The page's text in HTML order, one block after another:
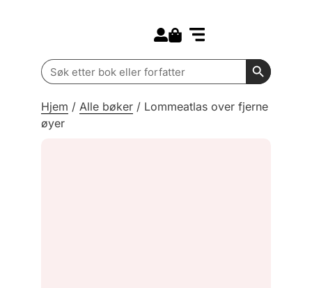
Search
for:
Search
Hjem / Alle bøker / Lommeatlas over fjerne
øyer